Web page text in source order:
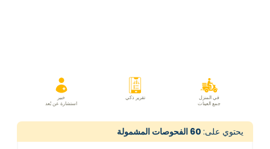
في المنزل
جمع العينات
تقرير ذكي
خبير
استشارة عن بُعد
يحتوي على: 60 الفحوصات المشمولة